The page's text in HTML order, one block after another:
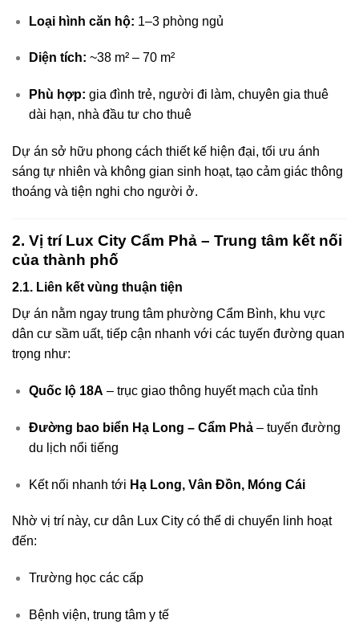
Loại hình căn hộ: 1–3 phòng ngủ
Diện tích: ~38 m² – 70 m²
Phù hợp: gia đình trẻ, người đi làm, chuyên gia thuê
dài hạn, nhà đầu tư cho thuê
Dự án sở hữu phong cách thiết kế hiện đại, tối ưu ánh
sáng tự nhiên và không gian sinh hoạt, tạo cảm giác thông
thoáng và tiện nghi cho người ở.
2. Vị trí Lux City Cẩm Phả – Trung tâm kết nối
của thành phố
2.1. Liên kết vùng thuận tiện
Dự án nằm ngay trung tâm phường Cẩm Bình, khu vực
dân cư sầm uất, tiếp cận nhanh với các tuyến đường quan
trọng như:
Quốc lộ 18A – trục giao thông huyết mạch của tỉnh
Đường bao biển Hạ Long – Cẩm Phả– tuyến đường
du lịch nổi tiếng
Kết nối nhanh tới Hạ Long, Vân Đồn, Móng Cái
Nhờ vị trí này, cư dân Lux City có thể di chuyển linh hoạt
đến:
Trường học các cấp
Bệnh viện, trung tâm y tế